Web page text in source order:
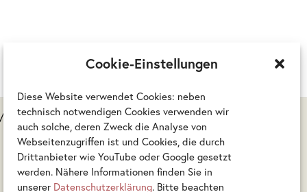
Cookie-Einstellungen
Diese Website verwendet Cookies: neben
technisch notwendigen Cookies verwenden wir
auch solche, deren Zweck die Analyse von
Webseitenzugriffen ist und Cookies, die durch
Drittanbieter wie YouTube oder Google gesetzt
werden. Nähere Informationen finden Sie in
unserer Datenschutzerklärung. Bitte beachten
keine Rückgabe möglich sind.